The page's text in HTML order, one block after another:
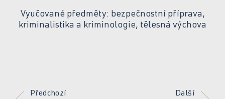
Operátor skladování logistik
Služby školy
Vyučované předměty: bezpečnostní příprava,
kriminalistika a kriminologie, tělesná výchova
Předchozí Další